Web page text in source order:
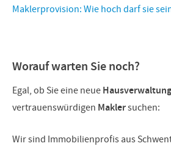
Maklerprovision: Wie hoch darf sie
Worauf warten Sie noch?
Egal, ob Sie eine neue Hausverwaltung
vertrauenswürdigen Maklersuchen:
Wir sind Immobilienprofis aus